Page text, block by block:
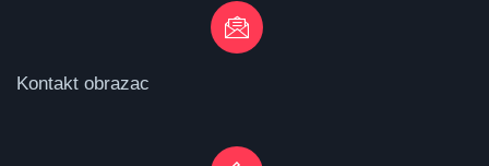
Kontakt obrazac